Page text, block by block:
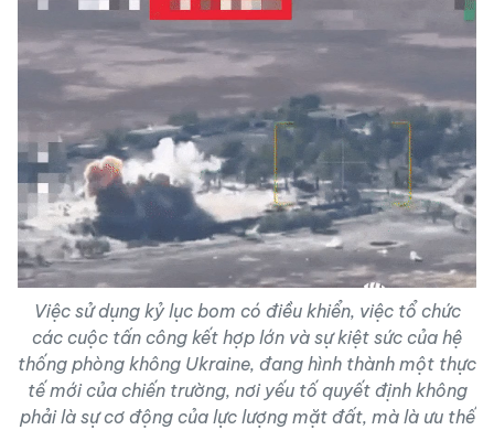
Việc sử dụng kỷ lục bom có điều khiển, việc tổ chức
các cuộc tấn công kết hợp lớn và sự kiệt sức của hệ
thống phòng không Ukraine, đang hình thành một thực
tế mới của chiến trường, nơi yếu tố quyết định không
phải là sự cơ động của lực lượng mặt đất, mà là ưu thế